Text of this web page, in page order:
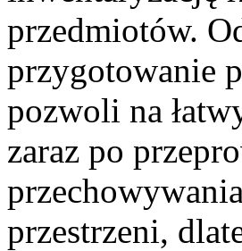
przedmiotów.
przygotowanie
pozwoli na
zaraz po
przestrzeni,